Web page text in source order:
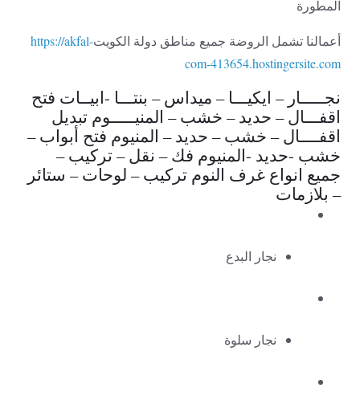
المطورة
أعمالنا تشمل الروضة جميع مناطق دولة الكويتhttps://akfal-
com-413654.hostingersite.com
نجـــــار – ايكيـــا – ميداس – بنتـــا -ابيــات فتح
اقفـــال – حديد – خشب – المنيـــــوم تبديل
اقفــــال – خشب – حديد – المنيوم فتح أبواب –
خشب -حديد -المنيوم فك – نقل – تركيب –
جميع انواع غرف النوم تركيب – لوحات – ستائر
– بلازمات
نجار البدع
نجار سلوة